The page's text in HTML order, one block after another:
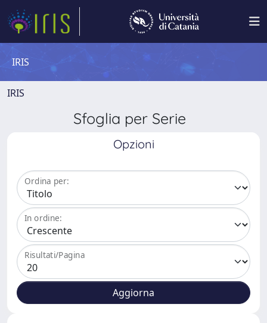
IRIS
IRIS
Sfoglia per Serie
Opzioni
Ordina per:
In ordine:
Risultati/Pagina